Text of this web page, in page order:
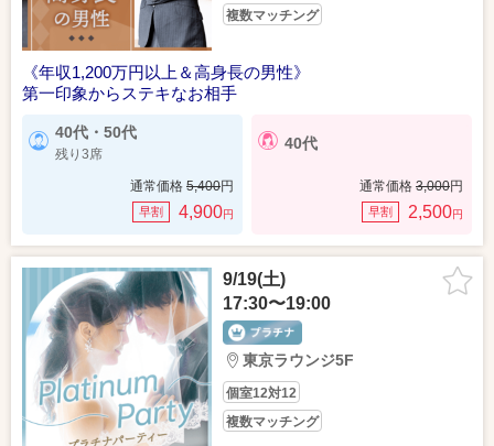
複数マッチング
《年収1,200万円以上＆高身長の男性》
第一印象からステキなお相手
40代・50代
残り3席
通常価格 5,400円
早割 4,900円
40代
通常価格 3,000円
早割 2,500円
9/19(土)
17:30〜19:00
東京ラウンジ5F
個室12対12
複数マッチング